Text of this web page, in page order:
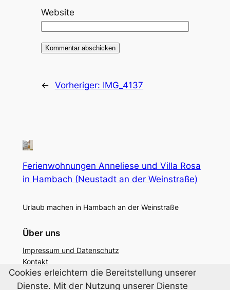
Website
← Vorheriger: IMG_4137
Ferienwohnungen Anneliese und Villa Rosa
in Hambach (Neustadt an der Weinstraße)
Urlaub machen in Hambach an der Weinstraße
Über uns
Impressum und Datenschutz
Kontakt
Cookies erleichtern die Bereitstellung unserer
Dienste. Mit der Nutzung unserer Dienste